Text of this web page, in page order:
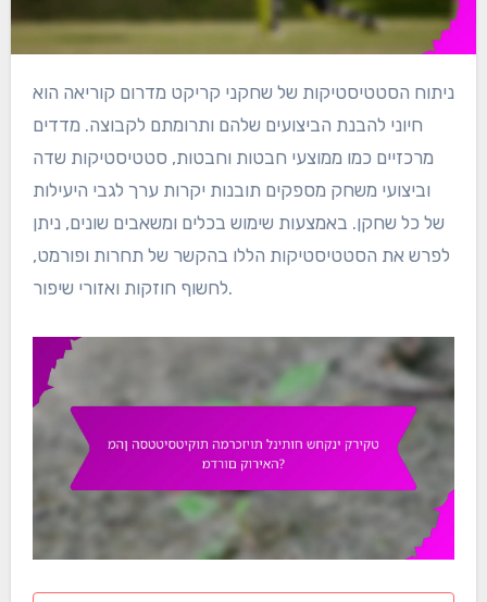
ניתוח הסטטיסטיקות של שחקני קריקט מדרום קוריאה הוא
חיוני להבנת הביצועים שלהם ותרומתם לקבוצה. מדדים
מרכזיים כמו ממוצעי חבטות וחבטות, סטטיסטיקות שדה
וביצועי משחק מספקים תובנות יקרות ערך לגבי היעילות
של כל שחקן. באמצעות שימוש בכלים ומשאבים שונים, ניתן
לפרש את הסטטיסטיקות הללו בהקשר של תחרות ופורמט,
לחשוף חוזקות ואזורי שיפור.